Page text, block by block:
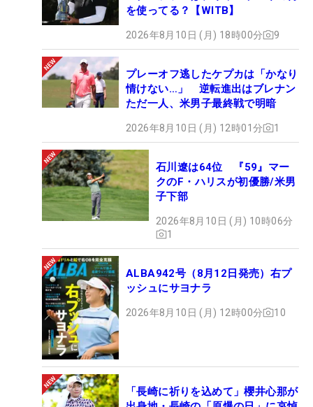
を使ってる？【WITB】
2026年8月10日 (月) 18時00分 9
プレーオフ逃したケプカは「かなり
情けない…」 逆転進出はブレナン
ただ一人、米男子最終戦で明暗
2026年8月10日 (月) 12時01分 1
石川遼は64位 『59』マー
クのF・ハリスが初優勝/米男
子下部
2026年8月10日 (月) 10時06分
1
ALBA942号（8月12日発売）右プ
ッシュにサヨナラ
2026年8月10日 (月) 12時00分 10
「長崎に祈りを込めて」櫻井心那が